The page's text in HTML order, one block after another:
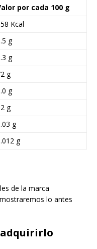
por cada 100 g
Kcal
g
g
g
g
g
g
g
de la marca
lo antes
adquirirlo